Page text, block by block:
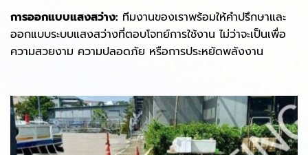
การออกแบบแสงสว่าง: ทีมงานของเราพร้อมให้คำปรึกษาและ
ออกแบบระบบแสงสว่างที่ตอบโจทย์การใช้งาน ไม่ว่าจะเป็นเพื่อ
ความสวยงาม ความปลอดภัย หรือการประหยัดพลังงาน